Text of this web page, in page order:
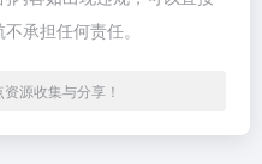
承担任何责任。
源收集与分享！